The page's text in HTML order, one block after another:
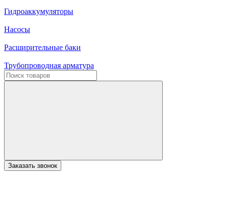
Гидроаккумуляторы
Насосы
Расширительные баки
Трубопроводная арматура
Заказать звонок